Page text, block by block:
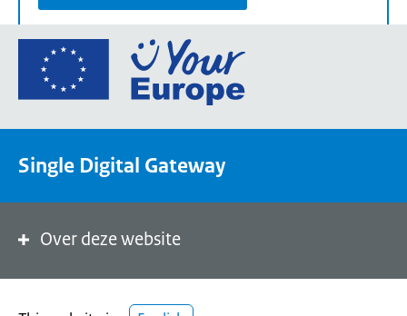
Ga
de
een
de
Single Digital Gateway
Over deze website